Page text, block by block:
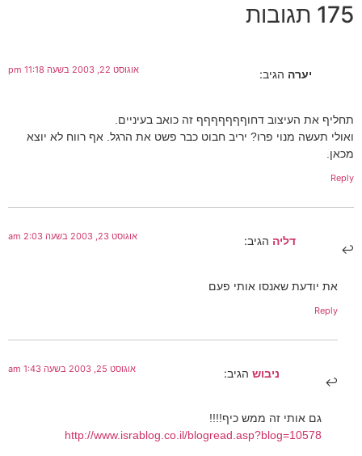
175 תגובות
יערה הגיב: אוגוסט 22, 2003 בשעה 11:18 pm
תחליף את העיצוב דחוףףףףףףף זה כואב בעיניים.
ואולי תעשה מנוי פרו? יריב חבוט כבר פשט את הרגל. אף רווח לא יוצא
מכאן.
Reply
דליה הגיב: אוגוסט 23, 2003 בשעה 2:03 am
את יודעת שאנסו אותי פעם
Reply
ניבוש הגיב: אוגוסט 25, 2003 בשעה 1:43 am
גם אותי זה ממש כיף!!!!
http://www.israblog.co.il/blogread.asp?blog=10578